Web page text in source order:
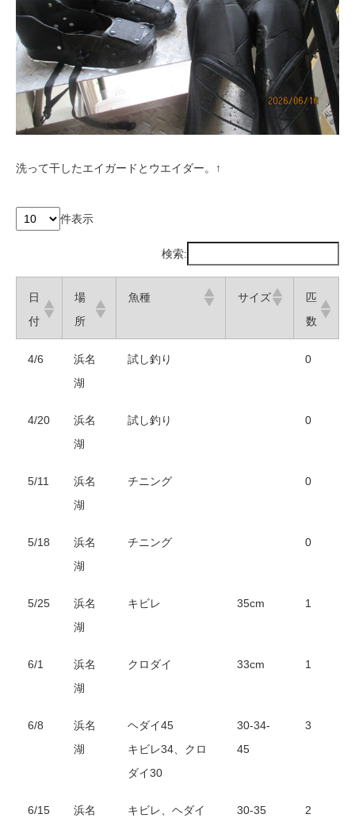
洗って干したエイガードとウエイダー。↑
件表示
検索:
日
付
場
所
魚種 サイズ
匹
数
4/6
浜名
湖
試し釣り 0
4/20
浜名
湖
試し釣り 0
5/11
浜名
湖
チニング 0
5/18
浜名
湖
チニング 0
5/25
浜名
湖
キビレ 35cm 1
6/1
浜名
湖
クロダイ 33cm 1
6/8
浜名
湖
ヘダイ45
キビレ34、クロ
ダイ30
30-34-
45
3
6/15
浜名
キビレ、ヘダイ 30-35 2